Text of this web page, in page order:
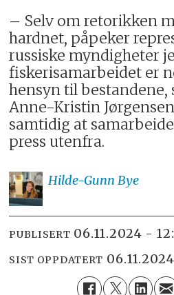
– Selv om retorikken
hardnet, påpeker
russiske myndigheter
fiskerisamarbeidet er
hensyn til bestandene,
Anne-Kristin
samtidig at
press utenfra.
Hilde-Gunn Bye
PUBLISERT 06.11.2024 -
SIST OPPDATERT